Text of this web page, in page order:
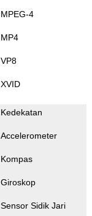
MPEG-4
MP4
VP8
XVID
Kedekatan
Accelerometer
Kompas
Giroskop
Sensor Sidik Jari